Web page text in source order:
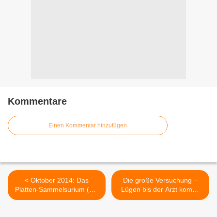
Kommentare
Einen Kommentar hinzufügen
< Oktober 2014: Das
Platten-Sammelsurium (mit
u.a. Gabriel Burns 44 und
Die große Versuchung –
Lügen bis der Arzt kommt
(Film) >